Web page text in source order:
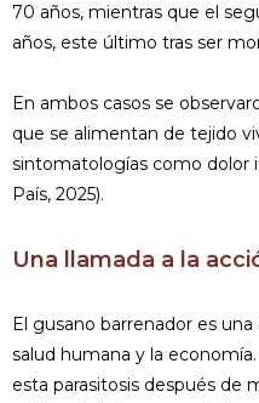
70 años, mientras que el
años, este último tras ser
En ambos casos se
que se alimentan de tejido
sintomatologías como dolor
País, 2025).
Una llamada a la
El gusano barrenador es
salud humana y la
esta parasitosis después de